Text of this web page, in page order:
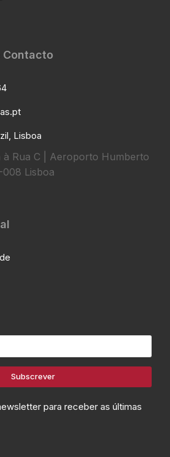
Contacto
Lisboa
à Rua C | Aeroporto Humberto
008 Lisboa
Subscrever
para receber as últimas